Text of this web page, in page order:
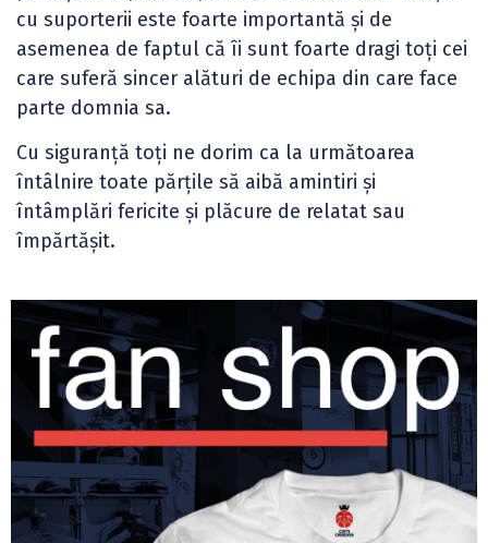
cu suporterii este foarte importantă și de
asemenea de faptul că îi sunt foarte dragi toți cei
care suferă sincer alături de echipa din care face
parte domnia sa.
Cu siguranță toți ne dorim ca la următoarea
întâlnire toate părțile să aibă amintiri și
întâmplări fericite și plăcure de relatat sau
împărtășit.